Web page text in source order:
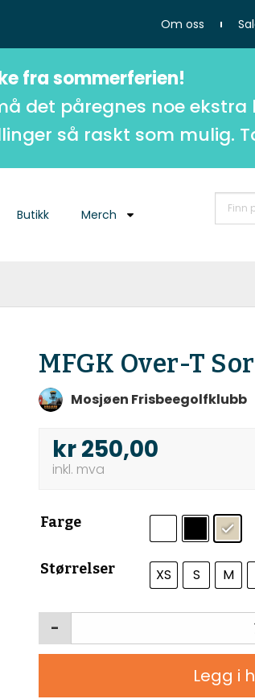
Om oss
fra sommerferien!
det påregnes noe
så raskt som mulig.
Butikk Merch
MFGK Over-T
Mosjøen Frisbeegolfklubb
kr250,00
Farge
Størrelser XS S M
-
Legg i